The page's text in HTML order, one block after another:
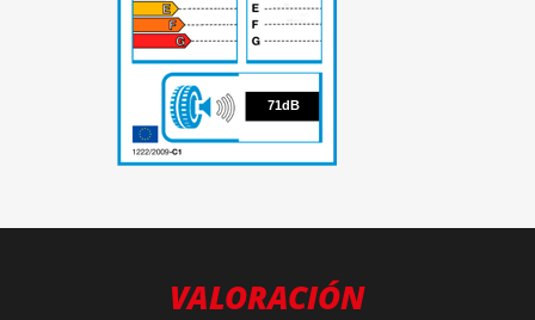
71
71dB
VALORACIÓN